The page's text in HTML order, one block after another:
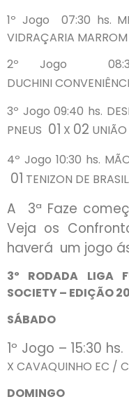
1º Jogo 07:30 hs.
VIDRAÇARIA MARROM
2º Jogo
DUCHINI
3º Jogo 09:40 hs.
PNEUS 01 X 02
4º Jogo 10:30 hs.
01 TENIZON DE
A 3ª Faze
Veja os
haverá um jogo
3º RODADA LIGA
SOCIETY – EDIÇÃO
SÁBADO
1º Jogo – 15:30
X CAVAQUINHO EC /
DOMINGO